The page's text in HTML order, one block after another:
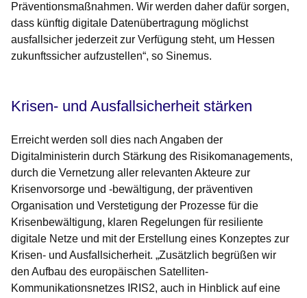
Präventionsmaßnahmen. Wir werden daher dafür sorgen,
dass künftig digitale Datenübertragung möglichst
ausfallsicher jederzeit zur Verfügung steht, um Hessen
zukunftssicher aufzustellen“, so Sinemus.
Krisen- und Ausfallsicherheit stärken
Erreicht werden soll dies nach Angaben der
Digitalministerin durch Stärkung des Risikomanagements,
durch die Vernetzung aller relevanten Akteure zur
Krisenvorsorge und -bewältigung, der präventiven
Organisation und Verstetigung der Prozesse für die
Krisenbewältigung, klaren Regelungen für resiliente
digitale Netze und mit der Erstellung eines Konzeptes zur
Krisen- und Ausfallsicherheit. „Zusätzlich begrüßen wir
den Aufbau des europäischen Satelliten-
Kommunikationsnetzes IRIS2, auch in Hinblick auf eine